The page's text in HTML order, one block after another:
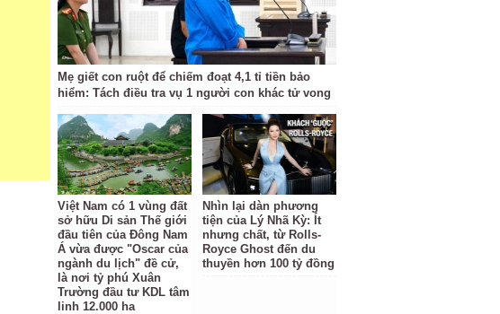
Mẹ giết con ruột để chiếm đoạt 4,1 tỉ tiền bảo
hiểm: Tách điều tra vụ 1 người con khác tử vong
Việt Nam có 1 vùng đất
sở hữu Di sản Thế giới
đầu tiên của Đông Nam
Á vừa được "Oscar của
ngành du lịch" đề cử,
là nơi tỷ phú Xuân
Trường đầu tư KDL tâm
linh 12.000 ha
Nhìn lại dàn phương
tiện của Lý Nhã Kỳ: Ít
nhưng chất, từ Rolls-
Royce Ghost đến du
thuyền hơn 100 tỷ đồng